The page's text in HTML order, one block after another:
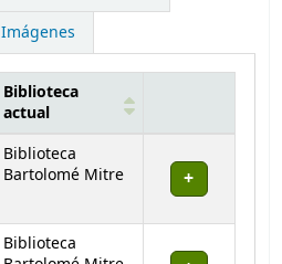
Imágenes
Biblioteca
actual
Biblioteca
Bartolomé Mitre
Biblioteca